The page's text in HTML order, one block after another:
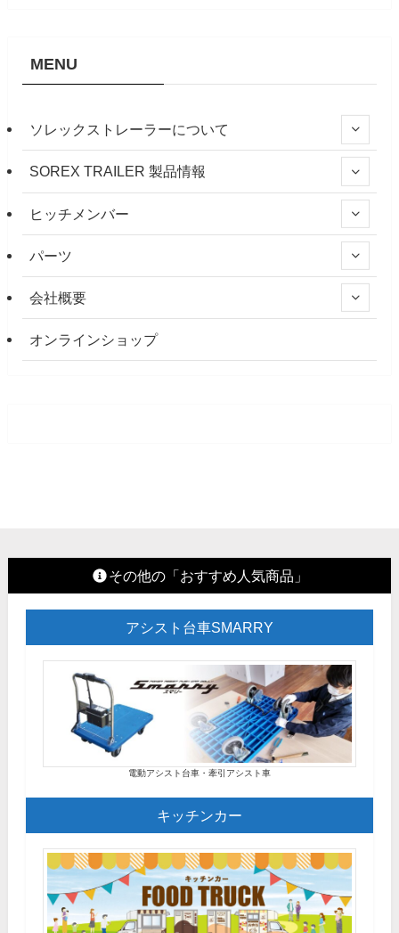
MENU
ソレックストレーラーについて
SOREX TRAILER 製品情報
ヒッチメンバー
パーツ
会社概要
オンラインショップ
その他の「おすすめ人気商品」
アシスト台車SMARRY
電動アシスト台車・牽引アシスト車
キッチンカー